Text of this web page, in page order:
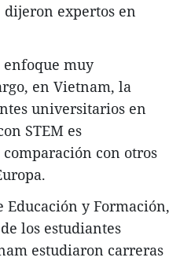
expertos en
enfoque muy
en Vietnam, la
universitarios en
STEM es
con otros
y Formación,
los estudiantes
estudiaron carreras